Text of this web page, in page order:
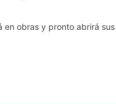
obras y pronto abrirá